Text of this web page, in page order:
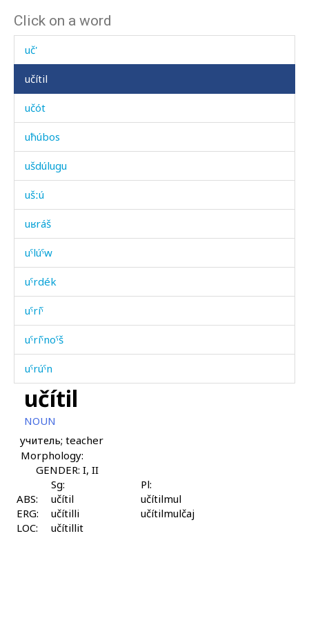
Click on a word
uzdánnu
uč'
učítil
učót
uħúbos
ušdúlugu
ušːú
uʁráš
uˤlúˤw
uˤrdék
uˤríˤ
uˤríˤnoˤš
uˤrúˤn
úbkɬas
úhbos
úkːutːut
úmmat
únsurčennu
učítil
NOUN
учитель; teacher
Morphology:
GENDER: I, II
Sg:
Pl:
ABS:
učítil
učítilmul
ERG:
učítilli
učítilmulčaj
LOC:
učítillit